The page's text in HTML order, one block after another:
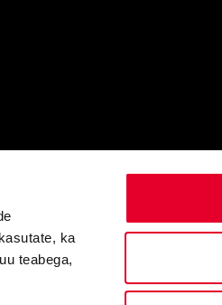
ka
teabega,